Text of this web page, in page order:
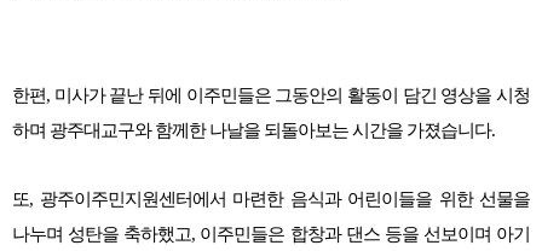
한편, 미사가 끝난 뒤에 이주민들은 그동안의 활동이 담긴 영상을 시청
하며 광주대교구와 함께한 나날을 되돌아보는 시간을 가졌습니다.
또, 광주이주민지원센터에서 마련한 음식과 어린이들을 위한 선물을
나누며 성탄을 축하했고, 이주민들은 합창과 댄스 등을 선보이며 아기